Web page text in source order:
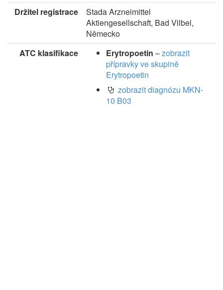
Držitel registrace
Stada Arzneimittel
Aktiengesellschaft, Bad Vilbel,
Německo
ATC klasifikace
Erytropoetin –zobrazit
přípravky ve skupině
Erytropoetin
zobrazit diagnózu MKN-
10 B03